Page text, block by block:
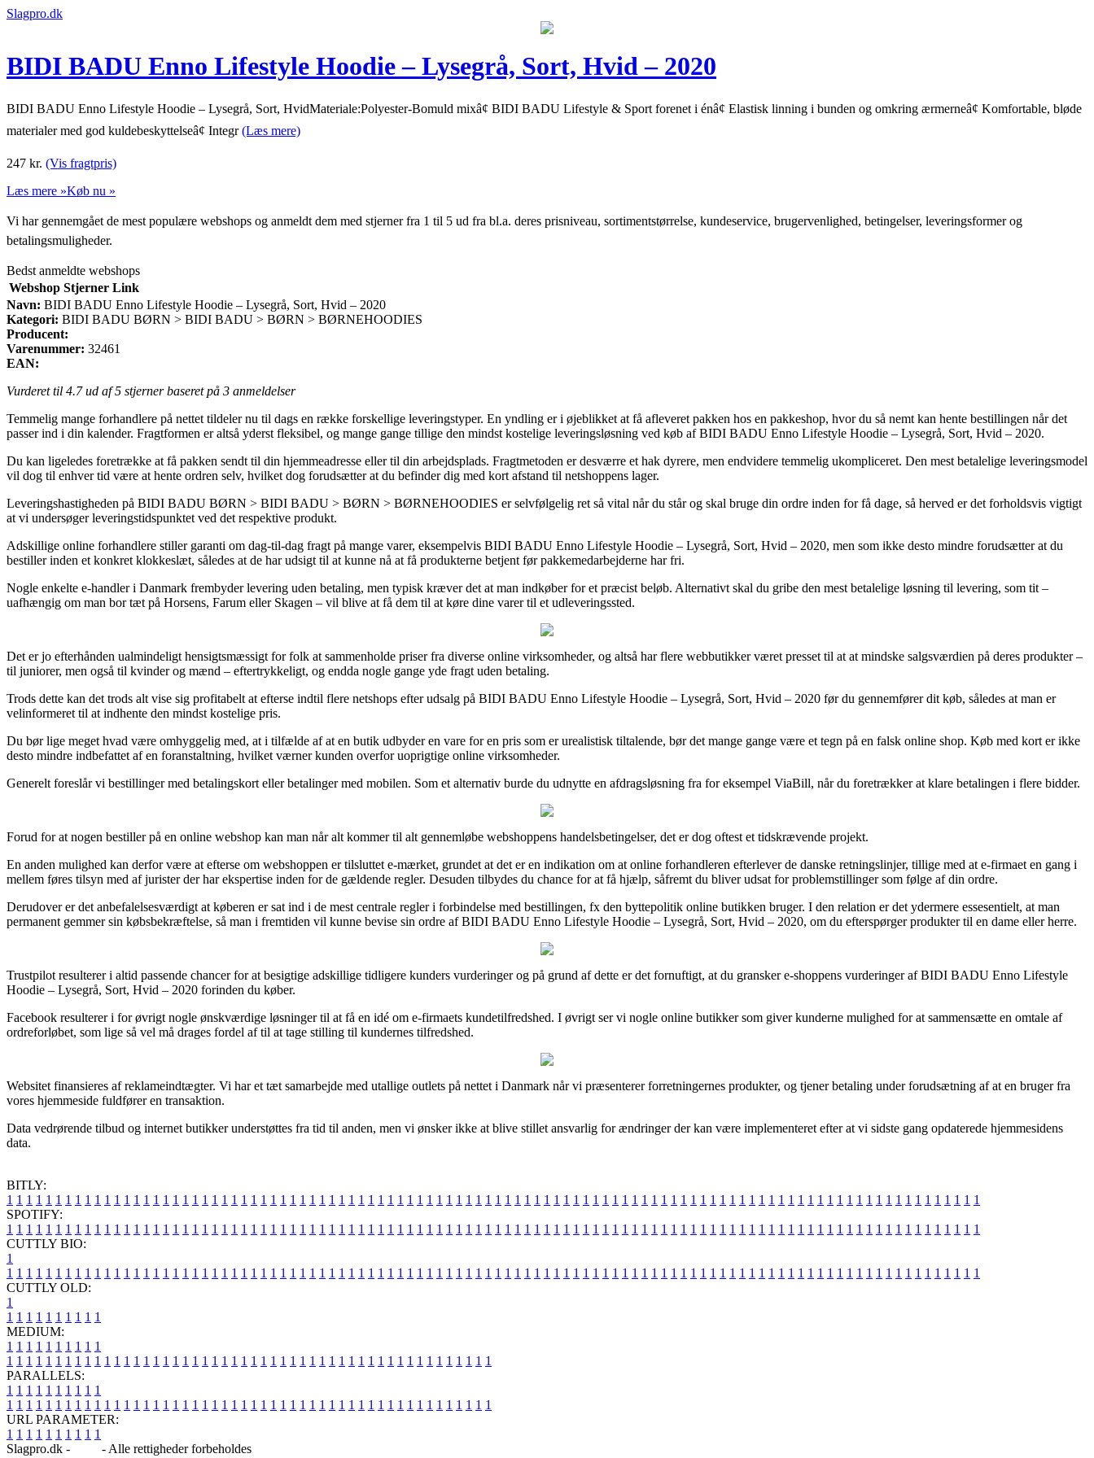
Slagpro.dk
BIDI BADU Enno Lifestyle Hoodie – Lysegrå, Sort, Hvid – 2020
BIDI BADU Enno Lifestyle Hoodie – Lysegrå, Sort, HvidMateriale:Polyester-Bomuld mixâ¢ BIDI BADU Lifestyle & Sport forenet i énâ¢ Elastisk linning i bunden og omkring ærmerneâ¢ Komfortable, bløde
materialer med god kuldebeskyttelseâ¢ Integr(Læs mere)
247 kr. (Vis fragtpris)
Læs mere »Køb nu »
Vi har gennemgået de mest populære webshops og anmeldt dem med stjerner fra 1 til 5 ud fra bl.a. deres prisniveau, sortimentstørrelse, kundeservice, brugervenlighed, betingelser, leveringsformer og
betalingsmuligheder.
Bedst anmeldte webshops
Webshop Stjerner Link
Navn: BIDI BADU Enno Lifestyle Hoodie – Lysegrå, Sort, Hvid – 2020
Kategori: BIDI BADU BØRN > BIDI BADU > BØRN > BØRNEHOODIES
Producent:
Varenummer: 32461
EAN:
Vurderet til 4.7ud af 5 stjerner baseret på 3 anmeldelser
Temmelig mange forhandlere på nettet tildeler nu til dags en række forskellige leveringstyper. En yndling er i øjeblikket at få afleveret pakken hos en pakkeshop, hvor du så nemt kan hente bestillingen når det
passer ind i din kalender. Fragtformen er altså yderst fleksibel, og mange gange tillige den mindst kostelige leveringsløsning ved køb af BIDI BADU Enno Lifestyle Hoodie – Lysegrå, Sort, Hvid – 2020.
Du kan ligeledes foretrække at få pakken sendt til din hjemmeadresse eller til din arbejdsplads. Fragtmetoden er desværre et hak dyrere, men endvidere temmelig ukompliceret. Den mest betalelige leveringsmodel
vil dog til enhver tid være at hente ordren selv, hvilket dog forudsætter at du befinder dig med kort afstand til netshoppens lager.
Leveringshastigheden på BIDI BADU BØRN > BIDI BADU > BØRN > BØRNEHOODIES er selvfølgelig ret så vital når du står og skal bruge din ordre inden for få dage, så herved er det forholdsvis vigtigt
at vi undersøger leveringstidspunktet ved det respektive produkt.
Adskillige online forhandlere stiller garanti om dag-til-dag fragt på mange varer, eksempelvis BIDI BADU Enno Lifestyle Hoodie – Lysegrå, Sort, Hvid – 2020, men som ikke desto mindre forudsætter at du
bestiller inden et konkret klokkeslæt, således at de har udsigt til at kunne nå at få produkterne betjent før pakkemedarbejderne har fri.
Nogle enkelte e-handler i Danmark frembyder levering uden betaling, men typisk kræver det at man indkøber for et præcist beløb. Alternativt skal du gribe den mest betalelige løsning til levering, som tit –
uafhængig om man bor tæt på Horsens, Farum eller Skagen – vil blive at få dem til at køre dine varer til et udleveringssted.
Det er jo efterhånden ualmindeligt hensigtsmæssigt for folk at sammenholde priser fra diverse online virksomheder, og altså har flere webbutikker været presset til at at mindske salgsværdien på deres produkter –
til juniorer, men også til kvinder og mænd – eftertrykkeligt, og endda nogle gange yde fragt uden betaling.
Trods dette kan det trods alt vise sig profitabelt at efterse indtil flere netshops efter udsalg på BIDI BADU Enno Lifestyle Hoodie – Lysegrå, Sort, Hvid – 2020 før du gennemfører dit køb, således at man er
velinformeret til at indhente den mindst kostelige pris.
Du bør lige meget hvad være omhyggelig med, at i tilfælde af at en butik udbyder en vare for en pris som er urealistisk tiltalende, bør det mange gange være et tegn på en falsk online shop. Køb med kort er ikke
desto mindre indbefattet af en foranstaltning, hvilket værner kunden overfor uoprigtige online virksomheder.
Generelt foreslår vi bestillinger med betalingskort eller betalinger med mobilen. Som et alternativ burde du udnytte en afdragsløsning fra for eksempel ViaBill, når du foretrækker at klare betalingen i flere bidder.
Forud for at nogen bestiller på en online webshop kan man når alt kommer til alt gennemløbe webshoppens handelsbetingelser, det er dog oftest et tidskrævende projekt.
En anden mulighed kan derfor være at efterse om webshoppen er tilsluttet e-mærket, grundet at det er en indikation om at online forhandleren efterlever de danske retningslinjer, tillige med at e-firmaet en gang i
mellem føres tilsyn med af jurister der har ekspertise inden for de gældende regler. Desuden tilbydes du chance for at få hjælp, såfremt du bliver udsat for problemstillinger som følge af din ordre.
Derudover er det anbefalelsesværdigt at køberen er sat ind i de mest centrale regler i forbindelse med bestillingen, fx den byttepolitik online butikken bruger. I den relation er det ydermere essesentielt, at man
permanent gemmer sin købsbekræftelse, så man i fremtiden vil kunne bevise sin ordre af BIDI BADU Enno Lifestyle Hoodie – Lysegrå, Sort, Hvid – 2020, om du efterspørger produkter til en dame eller herre.
Trustpilot resulterer i altid passende chancer for at besigtige adskillige tidligere kunders vurderinger og på grund af dette er det fornuftigt, at du gransker e-shoppens vurderinger af BIDI BADU Enno Lifestyle
Hoodie – Lysegrå, Sort, Hvid – 2020 forinden du køber.
Facebook resulterer i for øvrigt nogle ønskværdige løsninger til at få en idé om e-firmaets kundetilfredshed. I øvrigt ser vi nogle online butikker som giver kunderne mulighed for at sammensætte en omtale af
ordreforløbet, som lige så vel må drages fordel af til at tage stilling til kundernes tilfredshed.
Websitet finansieres af reklameindtægter. Vi har et tæt samarbejde med utallige outlets på nettet i Danmark når vi præsenterer forretningernes produkter, og tjener betaling under forudsætning af at en bruger fra
vores hjemmeside fuldfører en transaktion.
Data vedrørende tilbud og internet butikker understøttes fra tid til anden, men vi ønsker ikke at blive stillet ansvarlig for ændringer der kan være implementeret efter at vi sidste gang opdaterede hjemmesidens
data.
BITLY:
1 1 1 1 1 1 1 1 1 1 1 1 1 1 1 1 1 1 1 1 1 1 1 1 1 1 1 1 1 1 1 1 1 1 1 1 1 1 1 1 1 1 1 1 1 1 1 1 1 1 1 1 1 1 1 1 1 1 1 1 1 1 1 1 1 1 1 1 1 1 1 1 1 1 1 1 1 1 1 1 1 1 1 1 1 1 1 1 1 1 1 1 1 1 1 1 1 1 1 1
SPOTIFY:
1 1 1 1 1 1 1 1 1 1 1 1 1 1 1 1 1 1 1 1 1 1 1 1 1 1 1 1 1 1 1 1 1 1 1 1 1 1 1 1 1 1 1 1 1 1 1 1 1 1 1 1 1 1 1 1 1 1 1 1 1 1 1 1 1 1 1 1 1 1 1 1 1 1 1 1 1 1 1 1 1 1 1 1 1 1 1 1 1 1 1 1 1 1 1 1 1 1 1 1
CUTTLY BIO:
1
1 1 1 1 1 1 1 1 1 1 1 1 1 1 1 1 1 1 1 1 1 1 1 1 1 1 1 1 1 1 1 1 1 1 1 1 1 1 1 1 1 1 1 1 1 1 1 1 1 1 1 1 1 1 1 1 1 1 1 1 1 1 1 1 1 1 1 1 1 1 1 1 1 1 1 1 1 1 1 1 1 1 1 1 1 1 1 1 1 1 1 1 1 1 1 1 1 1 1 1
CUTTLY OLD:
1
1 1 1 1 1 1 1 1 1 1
MEDIUM:
1 1 1 1 1 1 1 1 1 1
1 1 1 1 1 1 1 1 1 1 1 1 1 1 1 1 1 1 1 1 1 1 1 1 1 1 1 1 1 1 1 1 1 1 1 1 1 1 1 1 1 1 1 1 1 1 1 1 1 1
PARALLELS:
1 1 1 1 1 1 1 1 1 1
1 1 1 1 1 1 1 1 1 1 1 1 1 1 1 1 1 1 1 1 1 1 1 1 1 1 1 1 1 1 1 1 1 1 1 1 1 1 1 1 1 1 1 1 1 1 1 1 1 1
URL PARAMETER:
1 1 1 1 1 1 1 1 1 1
Slagpro.dk -
- Alle rettigheder forbeholdes